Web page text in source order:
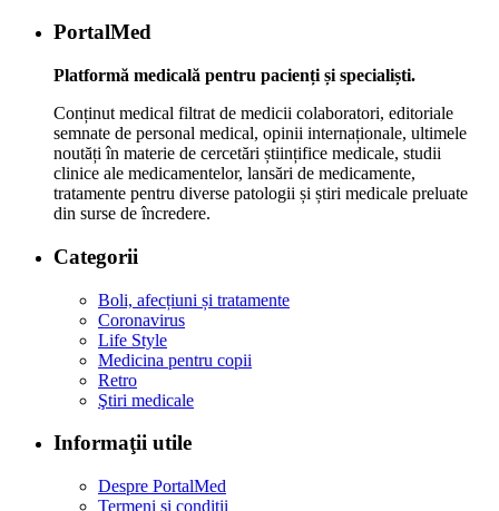
PortalMed
Platformă medicală pentru pacienți și specialiști.
Conținut medical filtrat de medicii colaboratori, editoriale
semnate de personal medical, opinii internaționale, ultimele
noutăți în materie de cercetări științifice medicale, studii
clinice ale medicamentelor, lansări de medicamente,
tratamente pentru diverse patologii și știri medicale preluate
din surse de încredere.
Categorii
Boli, afecțiuni și tratamente
Coronavirus
Life Style
Medicina pentru copii
Retro
Ştiri medicale
Informaţii utile
Despre PortalMed
Termeni și condiții